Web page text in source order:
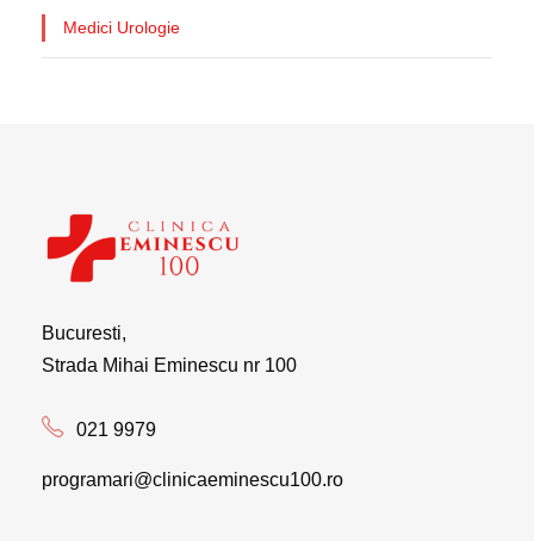
Medici Urologie
Bucuresti,
Strada Mihai Eminescu nr 100
021 9979
programari@clinicaeminescu100.ro